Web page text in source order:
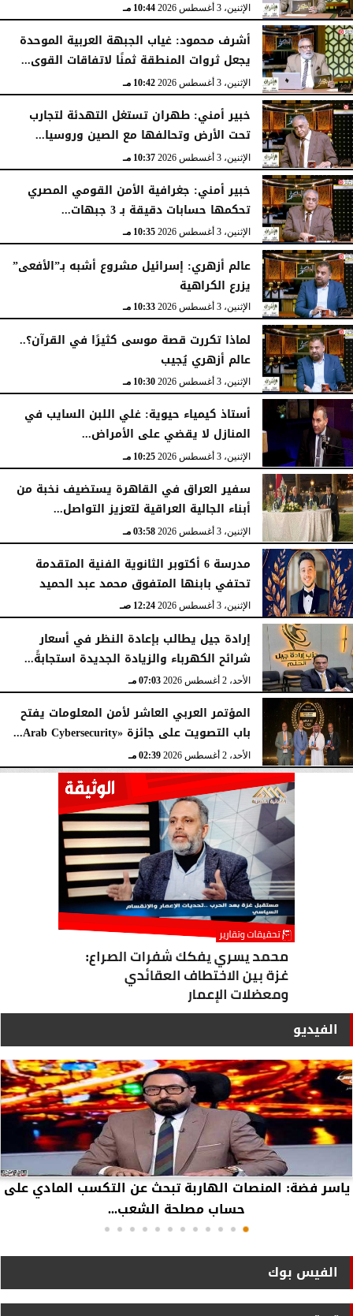
الإثنين، 3 أغسطس 2026 10:44 مـ
أشرف محمود: غياب الجبهة العربية الموحدة
يجعل ثروات المنطقة ثمنًا لاتفاقات القوى...
الإثنين، 3 أغسطس 2026 10:42 مـ
خبير أمني: طهران تستغل التهدئة لتجارب
تحت الأرض وتحالفها مع الصين وروسيا...
الإثنين، 3 أغسطس 2026 10:37 مـ
خبير أمني: جغرافية الأمن القومي المصري
تحكمها حسابات دقيقة بـ 3 جبهات...
الإثنين، 3 أغسطس 2026 10:35 مـ
عالم أزهري: إسرائيل مشروع أشبه بـ”الأفعى”
يزرع الكراهية
الإثنين، 3 أغسطس 2026 10:33 مـ
لماذا تكررت قصة موسى كثيرًا في القرآن؟..
عالم أزهري يُجيب
الإثنين، 3 أغسطس 2026 10:30 مـ
أستاذ كيمياء حيوية: غلي اللبن السايب في
المنازل لا يقضي على الأمراض...
الإثنين، 3 أغسطس 2026 10:25 مـ
سفير العراق في القاهرة يستضيف نخبة من
أبناء الجالية العراقية لتعزيز التواصل...
الإثنين، 3 أغسطس 2026 03:58 مـ
مدرسة 6 أكتوبر الثانوية الفنية المتقدمة
تحتفي بابنها المتفوق محمد عبد الحميد
الإثنين، 3 أغسطس 2026 12:24 صـ
إرادة جيل يطالب بإعادة النظر في أسعار
شرائح الكهرباء والزيادة الجديدة استجابةً...
الأحد، 2 أغسطس 2026 07:03 مـ
المؤتمر العربي العاشر لأمن المعلومات يفتح
باب التصويت على جائزة «Arab Cybersecurity...
الأحد، 2 أغسطس 2026 02:39 مـ
الفيديو
ياسر فضة: المنصات الهاربة تبحث عن التكسب المادي على
حساب مصلحة الشعب...
الفيس بوك